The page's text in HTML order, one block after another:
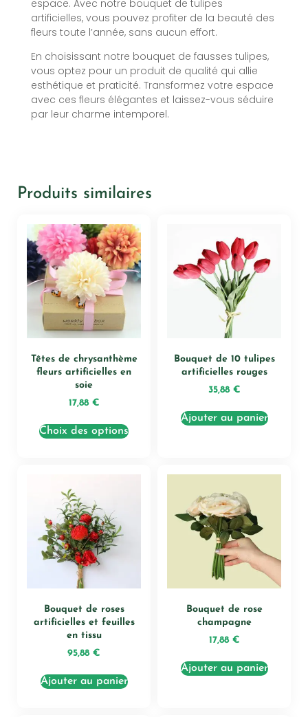
espace. Avec notre bouquet de tulipes
artificielles, vous pouvez profiter de la beauté des
fleurs toute l’année, sans aucun effort.
En choisissant notre bouquet de fausses tulipes,
vous optez pour un produit de qualité qui allie
esthétique et praticité. Transformez votre espace
avec ces fleurs élégantes et laissez-vous séduire
par leur charme intemporel.
Produits similaires
Têtes de chrysanthème
fleurs artificielles en
soie
17,88 €
Choix des options
Bouquet de 10 tulipes
artificielles rouges
35,88 €
Ajouter au panier
Bouquet de roses
artificielles et feuilles
en tissu
95,88 €
Ajouter au panier
Bouquet de rose
champagne
17,88 €
Ajouter au panier